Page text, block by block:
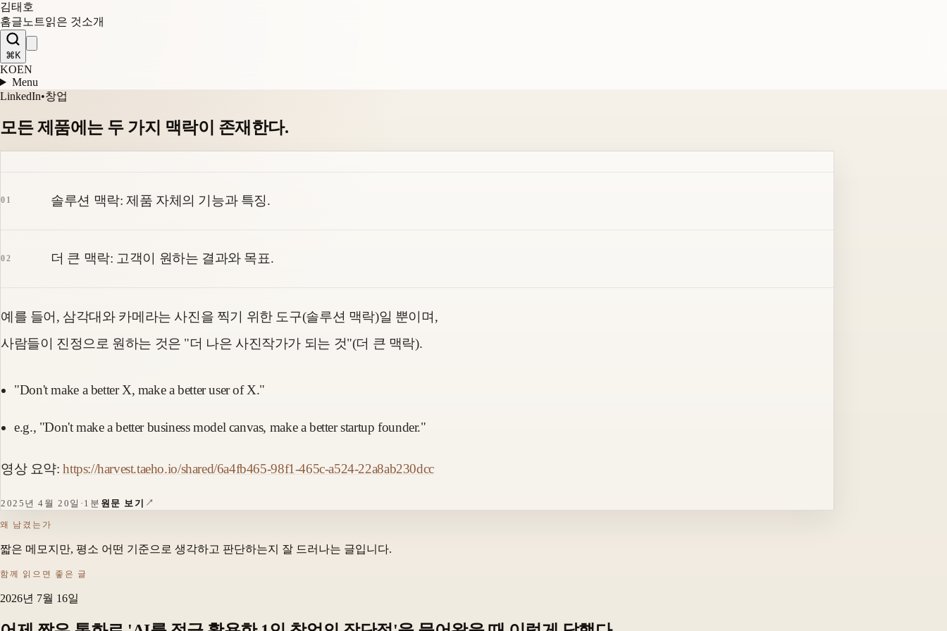
김태호
홈글 노트읽은 것소개
⌘K
KOEN
Menu
LinkedIn•창업
모든 제품에는 두 가지 맥락이 존재한다.
솔루션 맥락: 제품 자체의 기능과 특징.
더 큰 맥락: 고객이 원하는 결과와 목표.
예를 들어, 삼각대와 카메라는 사진을 찍기 위한 도구(솔루션 맥락)일 뿐이며,
사람들이 진정으로 원하는 것은 "더 나은 사진작가가 되는 것"(더 큰 맥락).
"Don't make a better X, make a better user of X."
e.g., "Don't make a better business model canvas, make a better startup founder."
영상 요약:https://harvest.taeho.io/shared/6a4fb465-98f1-465c-a524-22a8ab230dcc
2025년 4월 20일 · 1분 원문 보기
왜 남겼는가
짧은 메모지만, 평소 어떤 기준으로 생각하고 판단하는지 잘 드러나는 글입니다.
함께 읽으면 좋은 글
2026년 7월 16일